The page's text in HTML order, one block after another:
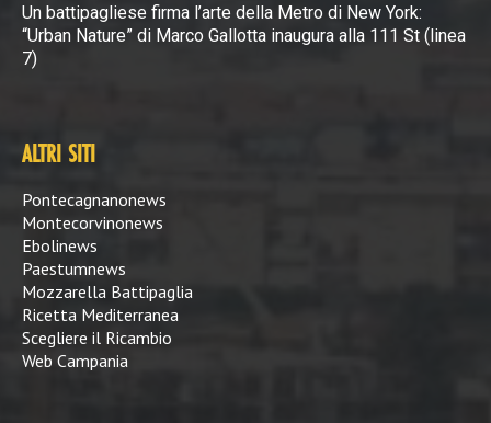
Un battipagliese firma l’arte della Metro di New York:
“Urban Nature” di Marco Gallotta inaugura alla 111 St (linea
7)
ALTRI SITI
Pontecagnanonews
Montecorvinonews
Ebolinews
Paestumnews
Mozzarella Battipaglia
Ricetta Mediterranea
Scegliere il Ricambio
Web Campania